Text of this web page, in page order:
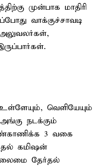
முன்பாக மாதிரி
வாக்குச்சாவடி
வெளியேயும்
அங்கு நடக்கும்
3 வகை
கமிஷன்
தேர்தல்